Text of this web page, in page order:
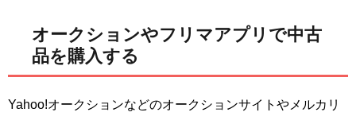
オークションやフリマアプリで中古
品を購入する
Yahoo!オークションなどのオークションサイトやメルカリ